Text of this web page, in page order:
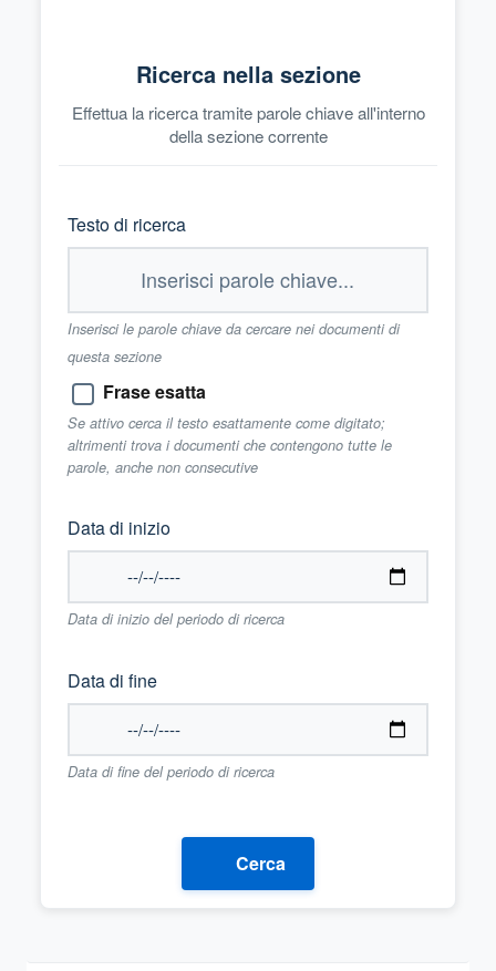
Ricerca nella sezione
Effettua la ricerca tramite parole chiave all'interno
della sezione corrente
Testo di ricerca
Inserisci le parole chiave da cercare nei documenti di
questa sezione
Frase esatta
Se attivo cerca il testo esattamente come digitato;
altrimenti trova i documenti che contengono tutte le
parole, anche non consecutive
Data di inizio
Data di inizio del periodo di ricerca
Data di fine
Data di fine del periodo di ricerca
Cerca